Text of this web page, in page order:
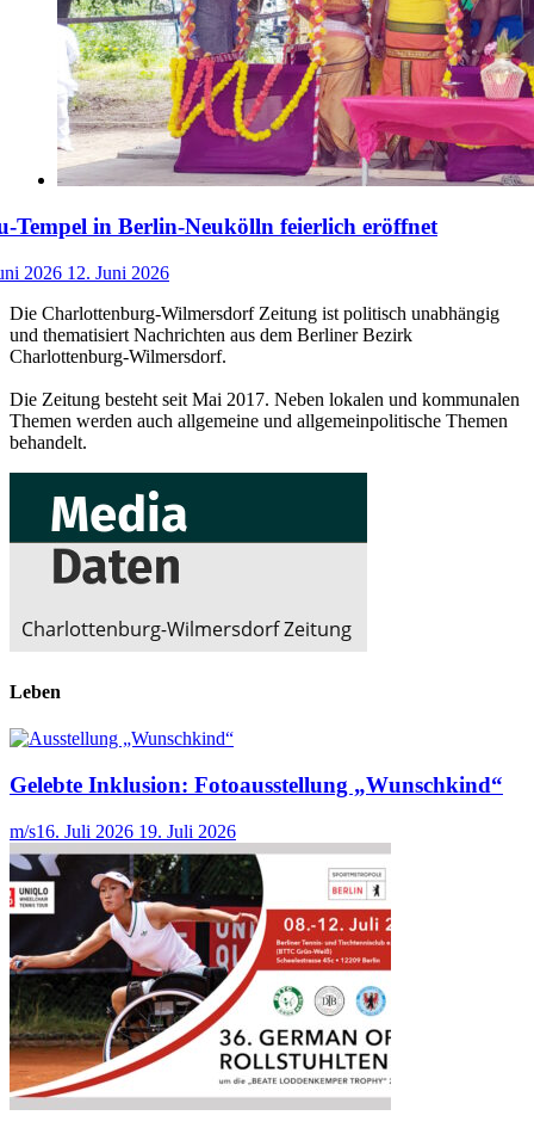
Tempel in Berlin-Neukölln feierlich eröffnet
2026 12. Juni 2026
Die Charlottenburg-Wilmersdorf Zeitung ist politisch unabhängig
und thematisiert Nachrichten aus dem Berliner Bezirk
Charlottenburg-Wilmersdorf.
Die Zeitung besteht seit Mai 2017. Neben lokalen und kommunalen
Themen werden auch allgemeine und allgemeinpolitische Themen
behandelt.
Leben
Gelebte Inklusion: Fotoausstellung „Wunschkind“
m/s16. Juli 2026 19. Juli 2026